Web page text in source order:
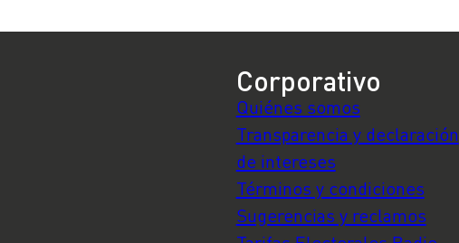
Corporativo
Quiénes somos
Transparencia y declaración
de intereses
Términos y condiciones
Sugerencias y reclamos